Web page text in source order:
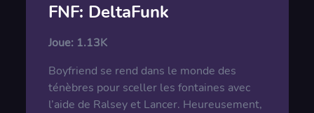
FNF: DeltaFunk
Joue: 1.13K
Boyfriend se rend dans le monde des
ténèbres pour sceller les fontaines avec
l’aide de Ralsey et Lancer. Heureusement,